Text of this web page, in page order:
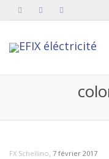
FX Schellino, 7 février 2017